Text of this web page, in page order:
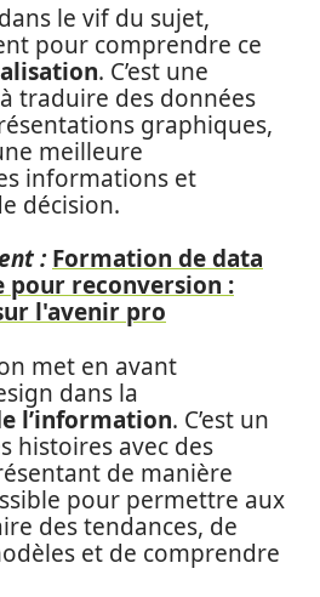
le vif du sujet,
pour comprendre ce
. C’est une
traduire des données
graphiques,
meilleure
informations et
décision.
: Formation de data
pour reconversion :
l'avenir pro
met en avant
dans la
l’information. C’est un
histoires avec des
de manière
pour permettre aux
des tendances, de
et de comprendre